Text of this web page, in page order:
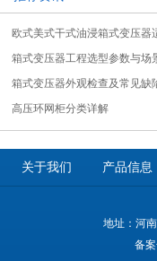
欧式美式干式油浸箱式变压器
箱式变压器工程选型参数与场
箱式变压器外观检查及常见缺
高压环网柜分类详解
关于我们 产品信息
地址：河
备